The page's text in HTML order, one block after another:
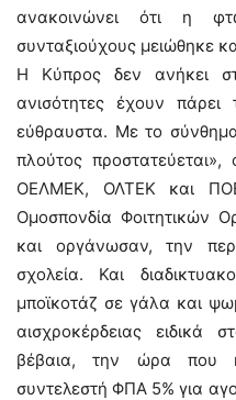
ανακοινώνει ότι η
συνταξιούχους μειώθηκε
Η Κύπρος δεν ανήκει
ανισότητες έχουν
εύθραυστα. Με το
πλούτος προστατεύεται»,
ΟΕΛΜΕΚ, ΟΛΤΕΚ και
Ομοσπονδία Φοιτητικών
και οργάνωσαν, την
σχολεία. Και
μποϊκοτάζ σε γάλα και
αισχροκέρδειας ειδικά
βέβαια, την ώρα που
συντελεστή ΦΠΑ 5% για